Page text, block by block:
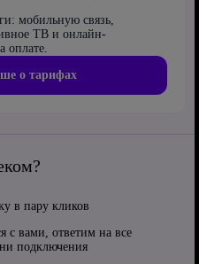
мобильную связь,
ТВ и онлайн-
оплате.
о тарифах
в пару кликов
с вами, ответим на все
подключения